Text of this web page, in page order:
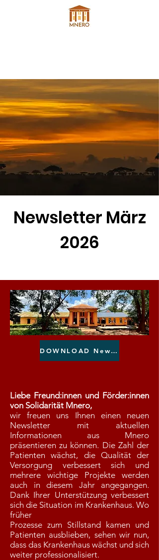
Newsletter März
2026
DOWNLOAD Newsletter März 2026
Liebe Freund:innen und Förder:innen
von Solidarität Mnero,
wir freuen uns Ihnen einen neuen
Newsletter mit aktuellen
Informationen aus Mnero
präsentieren zu können. Die Zahl der
Patienten wächst, die Qualität der
Versorgung verbessert sich und
mehrere wichtige Projekte werden
auch in diesem Jahr angegangen.
Dank Ihrer Unterstützung verbessert
sich die Situation im Krankenhaus. Wo
früher
Prozesse zum Stillstand kamen und
Patienten ausblieben, sehen wir nun,
dass das Krankenhaus wächst und sich
weiter professionalisiert.